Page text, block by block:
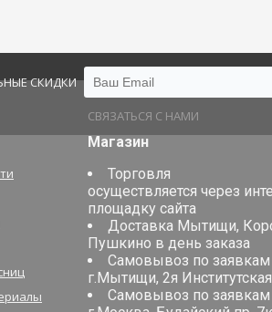
СКИДКИ
СВЯЗАТЬСЯ С НАМИ
Магазин
Торговля
осуществляется через
площадку сайта
Доставка Мытищи,
Пушкино в день заказа
Самовывоз по заявкам
г.Мытищи, 2я
Самовывоз по заявкам